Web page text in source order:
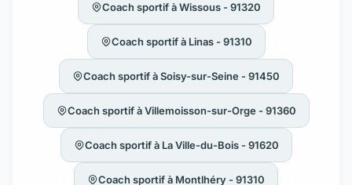
Coach sportif à Wissous - 91320
Coach sportif à Linas - 91310
Coach sportif à Soisy-sur-Seine - 91450
Coach sportif à Villemoisson-sur-Orge - 91360
Coach sportif à La Ville-du-Bois - 91620
Coach sportif à Montlhéry - 91310